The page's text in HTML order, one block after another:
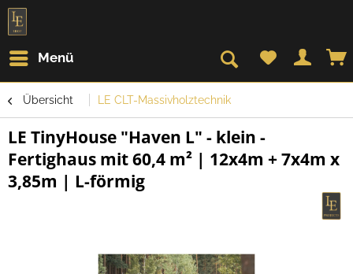
Menü
Übersicht LE CLT-Massivholztechnik
LE TinyHouse "Haven L" - klein -
Fertighaus mit 60,4 m² | 12x4m + 7x4m x
3,85m | L-förmig